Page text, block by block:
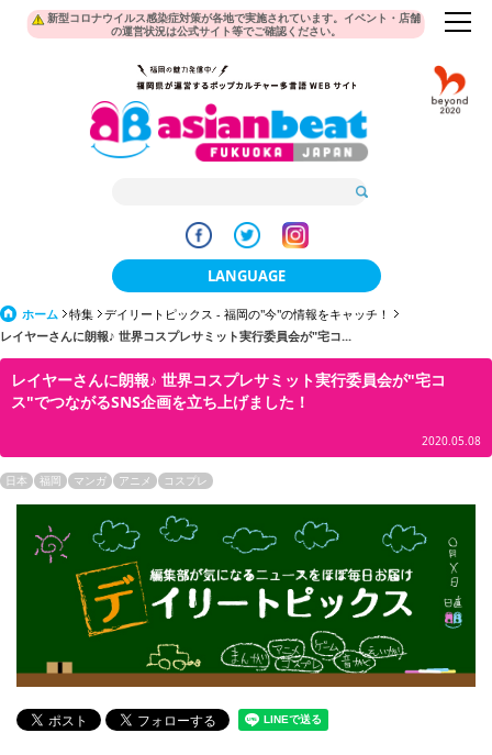
新型コロナウイルス感染症対策が各地で実施されています。イベント・店舗
の運営状況は公式サイト等でご確認ください。
LANGUAGE
日本語
한국어
簡体中文
ภาษาไทย
tiéng Viêt
ホーム 特集
デイリートピックス - 福岡の"今"の情報をキャッチ！
レイヤーさんに朗報♪ 世界コスプレサミット実行委員会が"宅コ...
レイヤーさんに朗報♪ 世界コスプレサミット実行委員会が"宅コ
ス"でつながるSNS企画を立ち上げました！
2020.05.08
日本 福岡 マンガ アニメ コスプレ
デイリートピックス